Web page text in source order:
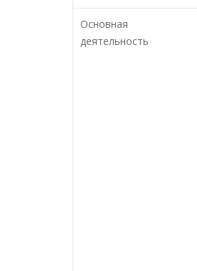
Основная
деятельность